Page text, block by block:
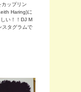
カップリン
Haring)に
い！！DJ M
スタグラムで